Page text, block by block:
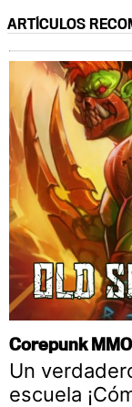
ARTÍCULOS
Corepunk
Un
escuela